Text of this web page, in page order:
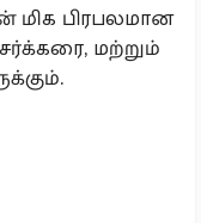
பிரபலமான
மற்றும்